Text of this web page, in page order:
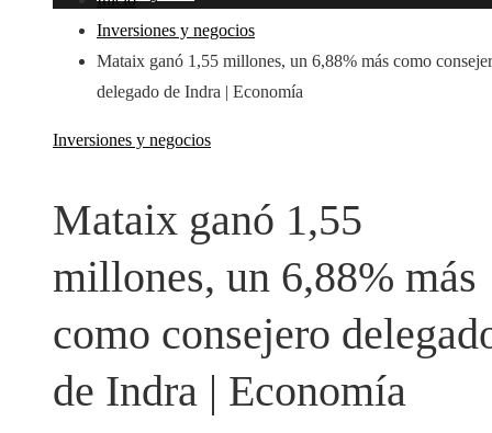
Inversiones y negocios
Mataix ganó 1,55 millones, un 6,88% más como
delegado de Indra | Economía
Inversiones y negocios
Mataix ganó 1,55
millones, un 6,88% más
como consejero
de Indra | Economía